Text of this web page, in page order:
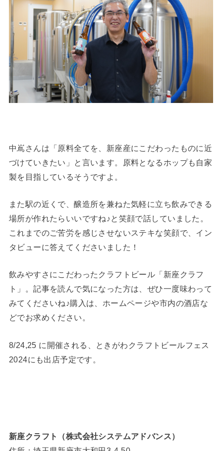
中嶌さんは「原料全てを、新座産にこだわったものに近
づけていきたい」と言います。原料となるホップも自家
製を目指しているそうですよ。
また駅の近くで、醸造所を兼ねた気軽に立ち飲みできる
場所が作れたらいいですね♪と笑顔で話していました。
これまでのご苦労を感じさせないステキな笑顔で、イン
タビューに答えてくださいました！
飲みやすさにこだわったクラフトビール「新座クラフ
ト」。記事を読んで気になった方は、ぜひ一度味わって
みてくださいね♪購入は、ホームページや市内の酒店な
どでお求めください。
8/24,25 に開催される、ときがわクラフトビールフェス
2024にも出店予定です。
新座クラフト（株式会社システムアドバンス）